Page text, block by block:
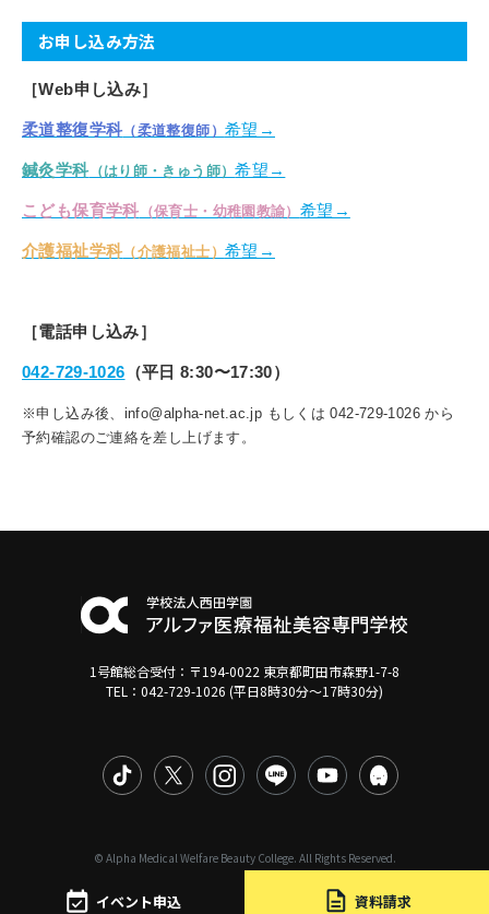
お申し込み方法
［Web申し込み］
柔道整復学科 （柔道整復師） 希望→
鍼灸学科（はり師・きゅう師）希望→
こども保育学科 （保育士・幼稚園教諭） 希望→
介護福祉学科 （介護福祉士） 希望→
［電話申し込み］
042-729-1026 （平日 8:30〜17:30）
※申し込み後、info@alpha-net.ac.jp もしくは 042-729-1026 から
予約確認のご連絡を差し上げます。
イベント申込 資料請求
1号館総合受付：〒194-0022 東京都町田市森野1-7-8
TEL：042-729-1026 (平日8時30分〜17時30分)
© Alpha Medical Welfare Beauty College. All Rights Reserved.